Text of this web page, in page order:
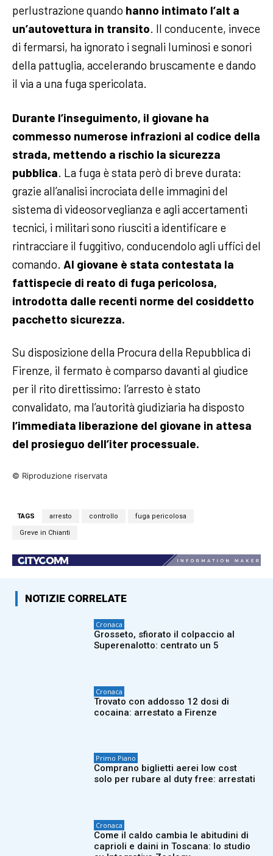
perlustrazione quando hanno intimato l’alt a
un’autovettura in transito. Il conducente, invece
di fermarsi, ha ignorato i segnali luminosi e sonori
della pattuglia, accelerando bruscamente e dando
il via a una fuga spericolata.
Durante l’inseguimento, il giovane ha
commesso numerose infrazioni al codice della
strada, mettendo a rischio la sicurezza
pubblica. La fuga è stata però di breve durata:
grazie all’analisi incrociata delle immagini del
sistema di videosorveglianza e agli accertamenti
tecnici, i militari sono riusciti a identificare e
rintracciare il fuggitivo, conducendolo agli uffici del
comando. Al giovane è stata contestata la
fattispecie di reato di fuga pericolosa,
introdotta dalle recenti norme del cosiddetto
pacchetto sicurezza.
Su disposizione della Procura della Repubblica di
Firenze, il fermato è comparso davanti al giudice
per il rito direttissimo: l’arresto è stato
convalidato, ma l’autorità giudiziaria ha disposto
l’immediata liberazione del giovane in attesa
del prosieguo dell’iter processuale.
© Riproduzione riservata
TAGS arresto controllo fuga pericolosa
Greve in Chianti
NOTIZIE CORRELATE
Cronaca
Grosseto, sfiorato il colpaccio al
Superenalotto: centrato un 5
Cronaca
Trovato con addosso 12 dosi di
cocaina: arrestato a Firenze
Primo Piano
Comprano biglietti aerei low cost
solo per rubare al duty free: arrestati
Cronaca
Come il caldo cambia le abitudini di
caprioli e daini in Toscana: lo studio